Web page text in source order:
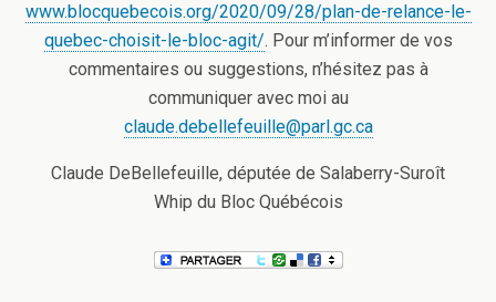
www.blocquebecois.org/2020/09/28/plan-de-relance-le-
quebec-choisit-le-bloc-agit/. Pour m’informer de vos
commentaires ou suggestions, n’hésitez pas à
communiquer avec moi au
claude.debellefeuille@parl.gc.ca
Claude DeBellefeuille, députée de Salaberry-Suroît
Whip du Bloc Québécois